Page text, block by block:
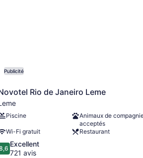
Publicité
Rio de Janeiro Leme
Piscine
Animaux de
acceptés
Wi-Fi gratuit
Restaurant
Excellent
721 avis